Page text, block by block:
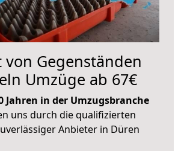
von Gegenständen
Umzüge ab 67€
Jahren in der Umzugsbranche
uns durch die qualifizierten
Anbieter in Düren